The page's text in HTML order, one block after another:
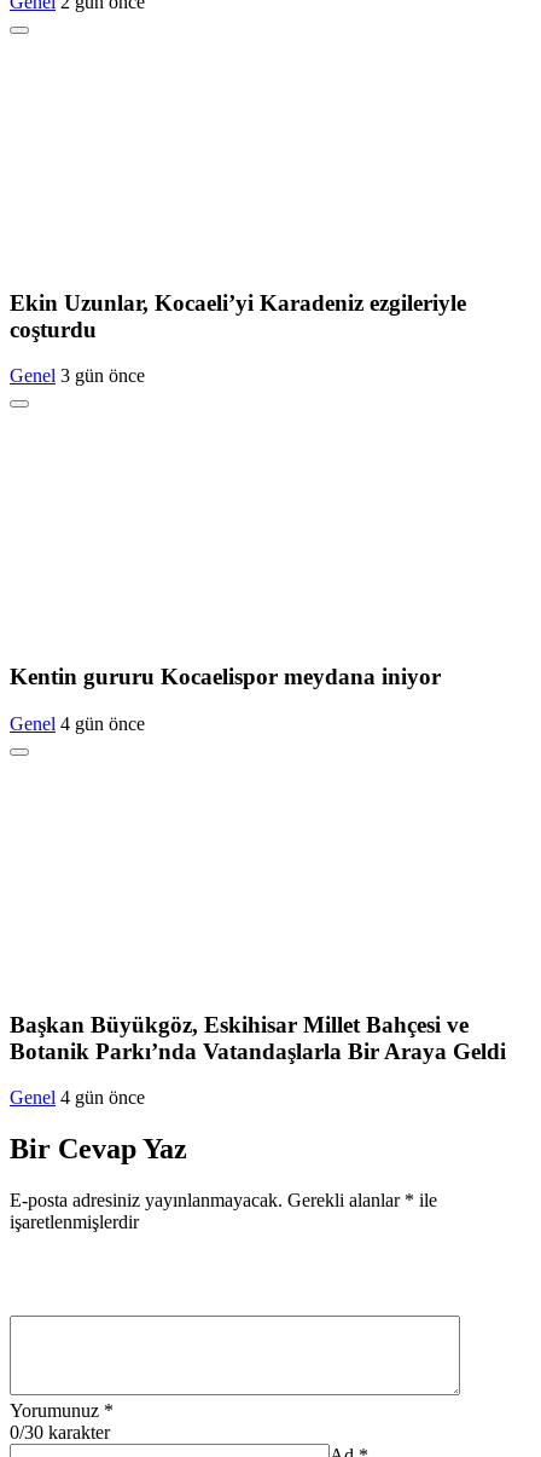
Ekin Uzunlar, Kocaeli’yi Karadeniz ezgileriyle
coşturdu
Genel 3 gün önce
Kentin gururu Kocaelispor meydana iniyor
Genel 4 gün önce
Başkan Büyükgöz, Eskihisar Millet Bahçesi ve
Botanik Parkı’nda Vatandaşlarla Bir Araya Geldi
Genel 4 gün önce
Bir Cevap Yaz
E-posta adresiniz yayınlanmayacak. Gerekli alanlar * ile
işaretlenmişlerdir
Yorumunuz *
0/30 karakter